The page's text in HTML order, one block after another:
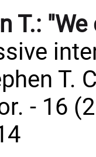
T.:
T.
- 16